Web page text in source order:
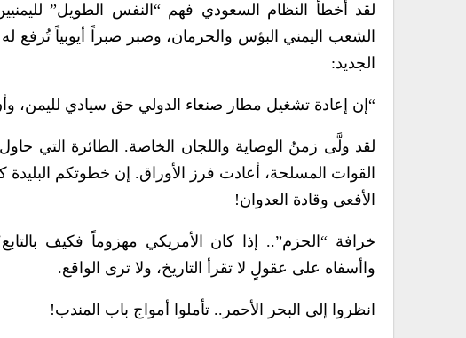
لقد أخطأ النظام السعودي فهم “النفس الطويل”
الشعب اليمني البؤس والحرمان، وصبر صبراً أيوبياً تُرفع
الجديد:
“إن إعادة تشغيل مطار صنعاء الدولي حق سيادي لليمن،
لقد ولَّى زمنُ الوصاية واللجان الخاصة. الطائرة التي
القوات المسلحة، أعادت فرز الأوراق. إن خطوتكم
الأفعى وقادة العدوان!
خرافة “الحزم”.. إذا كان الأمريكي مهزوماً فكيف
واأسفاه على عقولٍ لا تقرأ التاريخ، ولا ترى الواقع.
انظروا إلى البحر الأحمر.. تأملوا أمواج باب المندب!